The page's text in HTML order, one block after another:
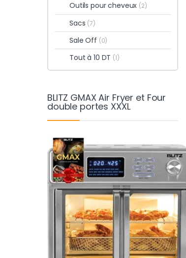
Outils pour cheveux (2)
Sacs (7)
Sale Off (0)
Tout à 10 DT (1)
BLITZ GMAX Air Fryer et Four
double portes XXXL